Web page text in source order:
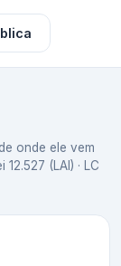
onde ele vem
(LAI) · LC